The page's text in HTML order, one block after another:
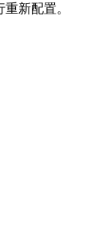
新配置。